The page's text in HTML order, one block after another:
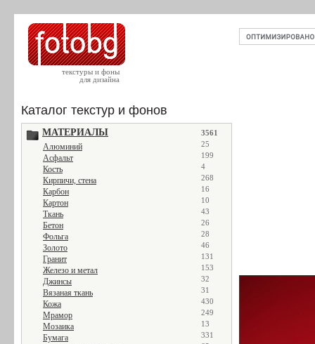
текстуры и фоны
для дизайна
Каталог текстур и фонов
МАТЕРИАЛЫ 3561
Алюминий 25
Асфальт 199
Кость 4
Кирпичи, стена 268
Карбон 16
Картон 10
Ткань 43
Бетон 26
Фольга 28
Золото 46
Гранит 131
Железо и метал 153
Джинсы 32
Вязаная ткань 31
Кожа 430
Мрамор 249
Мозаика 13
Бумага 331